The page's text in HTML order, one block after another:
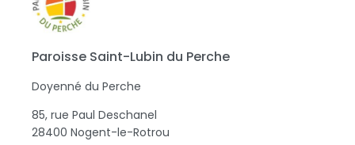
Paroisse Saint-Lubin du Perche
Doyenné du Perche
85, rue Paul Deschanel
28400 Nogent-le-Rotrou